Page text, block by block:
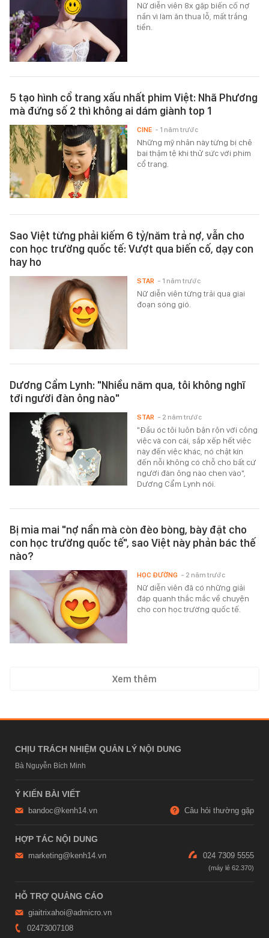
Nữ diễn viên 8x gặp biến cố nợ
nần vì làm ăn thua lỗ, mất trắng
tiền.
5 tạo hình cổ trang xấu nhất phim Việt: Nhã Phương
mà đứng số 2 thì không ai dám giành top 1
Những mỹ nhân này từng bị chê
bai thậm tệ khi thử sức với phim
cổ trang.
CINE - 1 năm trước
Sao Việt từng phải kiếm 6 tỷ/năm trả nợ, vẫn cho
con học trường quốc tế: Vượt qua biến cố, dạy con
hay ho
Nữ diễn viên từng trải qua giai
đoạn sóng gió.
STAR - 1 năm trước
Dương Cẩm Lynh: "Nhiều năm qua, tôi không nghĩ
tới người đàn ông nào"
"Đầu óc tôi luôn bận rộn với công
việc và con cái, sắp xếp hết việc
này đến việc khác, nó chật kín
đến nỗi không có chỗ cho bất cứ
người đàn ông nào chen vào",
Dương Cẩm Lynh nói.
STAR - 2 năm trước
Bị mỉa mai "nợ nần mà còn đèo bòng, bày đặt cho
con học trường quốc tế", sao Việt này phản bác thế
nào?
Nữ diễn viên đã có những giải
đáp quanh thắc mắc về chuyện
cho con học trường quốc tế.
HỌC ĐƯỜNG - 2 năm trước
Xem thêm
CHỊU TRÁCH NHIỆM QUẢN LÝ NỘI DUNG
Bà Nguyễn Bích Minh
Ý KIẾN BÀI VIẾT
bandoc@kenh14.vn Câu hỏi thường gặp
HỢP TÁC NỘI DUNG
marketing@kenh14.vn 024 7309 5555
HỖ TRỢ QUẢNG CÁO
giaitrixahoi@admicro.vn
02473007108